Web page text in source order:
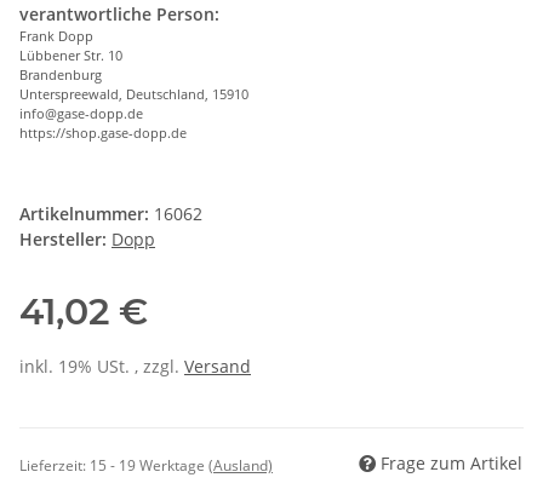
verantwortliche Person:
Frank Dopp
Lübbener Str. 10
Brandenburg
Unterspreewald, Deutschland, 15910
info@gase-dopp.de
https://shop.gase-dopp.de
Artikelnummer: 16062
Hersteller: Dopp
41,02 €
inkl. 19% USt. , zzgl. Versand
Lieferzeit: 15 - 19 Werktage (Ausland) Frage zum Artikel